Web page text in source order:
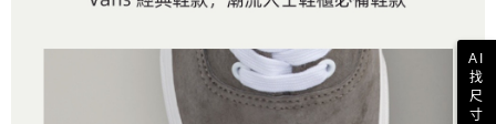
AI
找
尺
寸